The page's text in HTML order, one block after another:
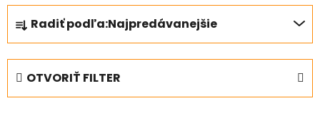
R
a
d
e
n
i
Radiť podľa:Najpredávanejšie
OTVORIŤ FILTER